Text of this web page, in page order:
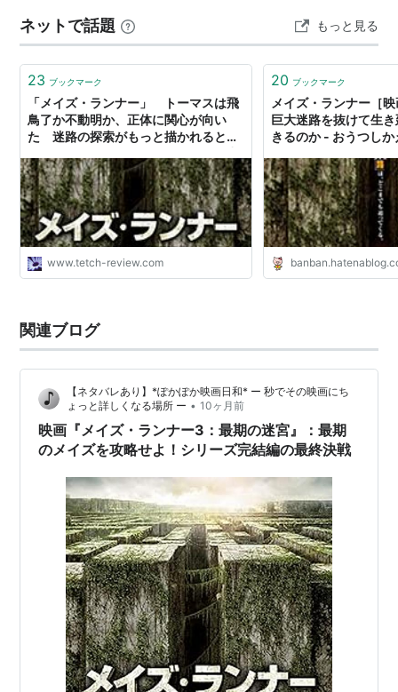
出法を探す。迷路の扉が閉まる夜までに戻らなけ
れば、ランナーに命の保証はない。迷路に隠され
た秘密とは？そしてランナーたちの運命は？あら
ゆる予想を超えた衝撃のクライマックスが待って
いる−。
（公式サイトより）
予告編
や謎解きがもう少し描かれると良かった。 迷路の奥の扉
を開く謎解きだけじゃなくて、迷路の法則性に気づくと
ころとか。 …
ネットで話題 もっと見る
23 ブックマーク
「メイズ・ランナー」 トーマスは飛
鳥了か不動明か、正体に関心が向い
た 迷路の探索がもっと描かれると良
技 - てっちレビュー
www.tetch-review.com
20 ブックマーク
メイズ・ランナー［
巨大迷路を抜けて生
きるのか - おうつしか
関連ブログ
【ネタバレあり】*ぽかぽか映画日和* ー 秒でその映画にち
ょっと詳しくなる場所 ー • 10ヶ月前
映画『メイズ・ランナー3：最期の迷宮』：最期
のメイズを攻略せよ！シリーズ完結編の最終決戦